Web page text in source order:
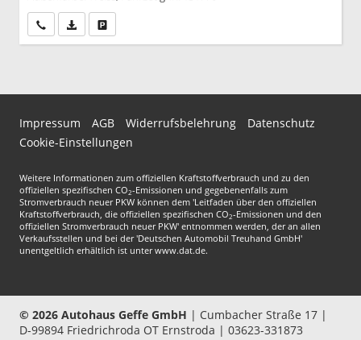
Wir rufen Sie anPDF-Datei, Fahrzeugexposé drucken
Impressum AGB Widerrufsbelehrung
Datenschutz
Cookie-Einstellungen
Weitere Informationen zum offiziellen Kraftstoffverbrauch und zu den
offiziellen spezifischen CO2-Emissionen und gegebenenfalls zum
Stromverbrauch neuer PKW können dem 'Leitfaden über den offiziellen
Kraftstoffverbrauch, die offiziellen spezifischen CO2-Emissionen und den
offiziellen Stromverbrauch neuer PKW' entnommen werden, der an allen
Verkaufsstellen und bei der 'Deutschen Automobil Treuhand GmbH'
unentgeltlich erhältlich ist unter www.dat.de.
© 2026 Autohaus Geffe GmbH | Cumbacher Straße 17 |
D-99894 Friedrichroda OT Ernstroda | 03623-331873